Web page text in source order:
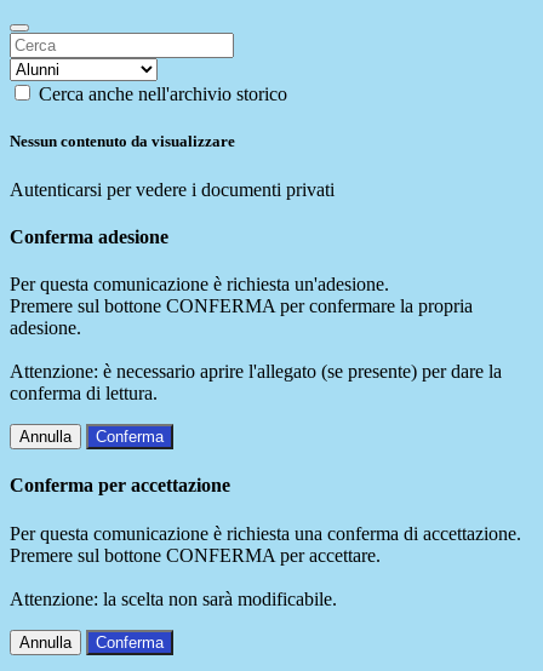
Cerca anche nell'archivio storico
Nessun contenuto da visualizzare
Autenticarsi per vedere i documenti privati
Conferma adesione
Per questa comunicazione è richiesta un'adesione.
Premere sul bottone CONFERMA per confermare la propria
adesione.
Attenzione: è necessario aprire l'allegato (se presente) per dare la
conferma di lettura.
Annulla Conferma
Conferma per accettazione
Per questa comunicazione è richiesta una conferma di accettazione.
Premere sul bottone CONFERMA per accettare.
Attenzione: la scelta non sarà modificabile.
Annulla Conferma